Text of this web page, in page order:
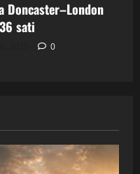
Doncaster–London
sati
0